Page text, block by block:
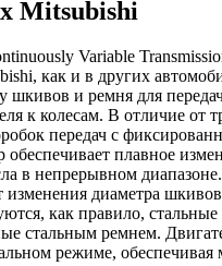
Mitsubishi
Variable
как и в других
шкивов и ремня для
к колесам. В отличие от
передач с
обеспечивает плавное
в непрерывном
изменения диаметра
как правило, стальные
стальным ремнем.
режиме,